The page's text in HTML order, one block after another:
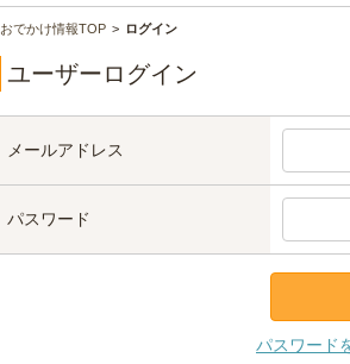
おでかけ情報TOP ログイン
ユーザーログイン
メールアドレス
パスワード
パスワード